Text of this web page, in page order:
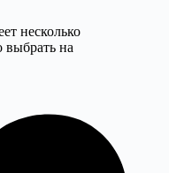
несколько
на